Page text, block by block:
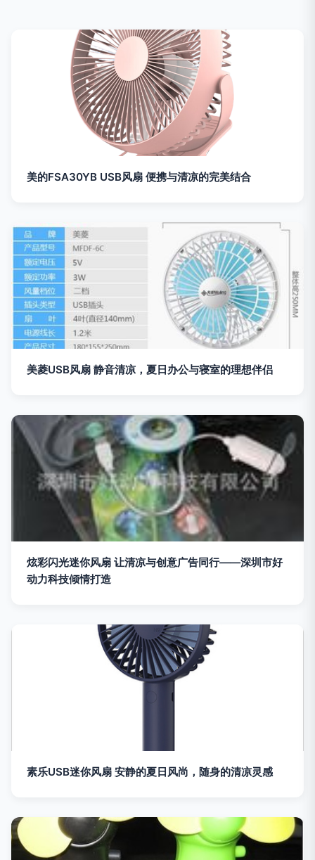
美的FSA30YB USB风扇 便携与清凉的完美结合
美菱USB风扇 静音清凉，夏日办公与寝室的理想伴侣
炫彩闪光迷你风扇 让清凉与创意广告同行——深圳市好
动力科技倾情打造
素乐USB迷你风扇 安静的夏日风尚，随身的清凉灵感